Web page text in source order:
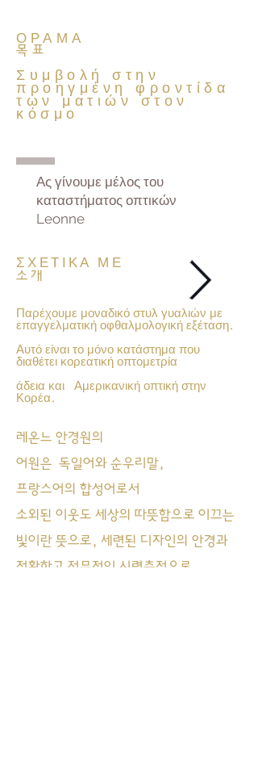
ΟΡΑΜΑ
목표
Συμβολή στην
προηγμένη φροντίδα
των ματιών στον
κόσμο
Ας γίνουμε μέλος του
καταστήματος οπτικών
Leonne
ΣΧΕΤΙΚΑ ΜΕ
소개
Παρέχουμε μοναδικό στυλ γυαλιών με
επαγγελματική οφθαλμολογική εξέταση.
Αυτό είναι το μόνο κατάστημα που
διαθέτει κορεατική οπτομετρία
άδεια και
Αμερικανική οπτική στην
Κορέα.
레온느 안경원의
어원은 독일어와 순우리말,
프랑스어의 합성어로서
소외된 이웃도 세상의 따뜻함으로 이끄는
빛이란 뜻으로, 세련된 디자인의 안경과
정확하고 전문적인 시력측정으로